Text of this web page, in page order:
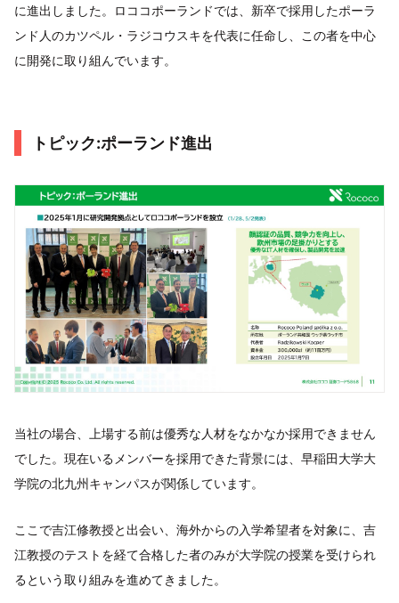
に進出しました。ロココポーランドでは、新卒で採用したポーラ
ンド人のカツペル・ラジコウスキを代表に任命し、この者を中心
に開発に取り組んでいます。
トピック:ポーランド進出
当社の場合、上場する前は優秀な人材をなかなか採用できません
でした。現在いるメンバーを採用できた背景には、早稲田大学大
学院の北九州キャンパスが関係しています。
ここで吉江修教授と出会い、海外からの入学希望者を対象に、吉
江教授のテストを経て合格した者のみが大学院の授業を受けられ
るという取り組みを進めてきました。